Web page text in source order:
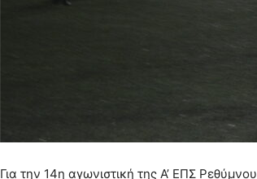
Για την 14η αγωνιστική της Α’ ΕΠΣ